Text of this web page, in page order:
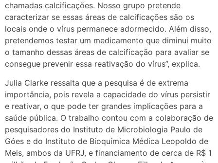
chamadas calcificações. Nosso grupo pretende
caracterizar se essas áreas de calcificações são os
locais onde o vírus permanece adormecido. Além disso,
pretendemos testar um medicamento que diminui muito
o tamanho dessas áreas de calcificação para avaliar se
consegue prevenir essa reativação do vírus”, explica.
Julia Clarke ressalta que a pesquisa é de extrema
importância, pois revela a capacidade do vírus persistir
e reativar, o que pode ter grandes implicações para a
saúde pública. O trabalho contou com a colaboração de
pesquisadores do Instituto de Microbiologia Paulo de
Góes e do Instituto de Bioquímica Médica Leopoldo de
Meis, ambos da UFRJ, e financiamento de cerca de R$ 1